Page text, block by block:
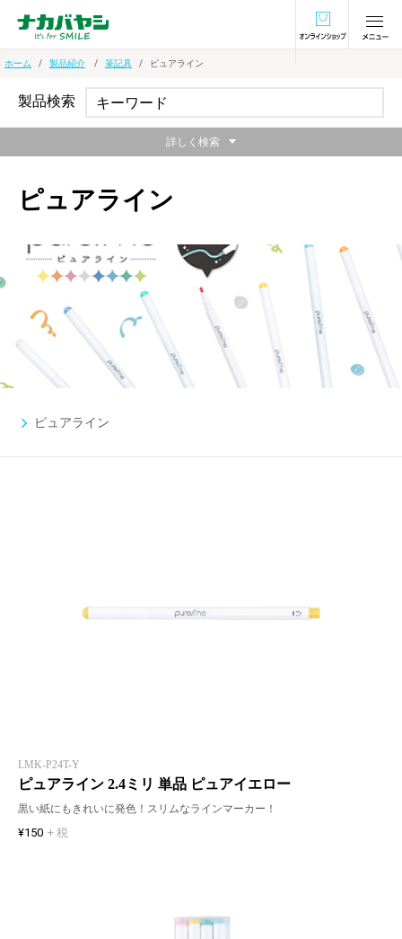
オンラインショ
ホーム 製品紹介 筆記具 ピュアライン
ピュアライン
ピュアライン
LMK-P24T-Y
ピュアライン 2.4ミリ 単品 ピュアイエロー
黒い紙にもきれいに発色！スリムなラインマーカー！
¥150 + 税
製品検索
詳しく検索